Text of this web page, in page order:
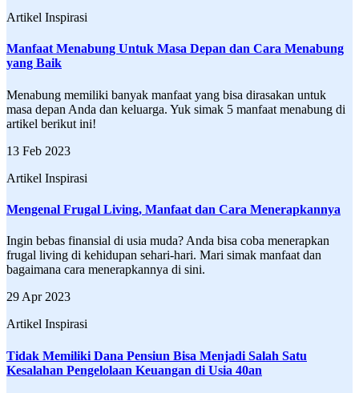
Artikel Inspirasi
Manfaat Menabung Untuk Masa Depan dan Cara Menabung
yang Baik
Menabung memiliki banyak manfaat yang bisa dirasakan untuk
masa depan Anda dan keluarga. Yuk simak 5 manfaat menabung di
artikel berikut ini!
13 Feb 2023
Artikel Inspirasi
Mengenal Frugal Living, Manfaat dan Cara Menerapkannya
Ingin bebas finansial di usia muda? Anda bisa coba menerapkan
frugal living di kehidupan sehari-hari. Mari simak manfaat dan
bagaimana cara menerapkannya di sini.
29 Apr 2023
Artikel Inspirasi
Tidak Memiliki Dana Pensiun Bisa Menjadi Salah Satu
Kesalahan Pengelolaan Keuangan di Usia 40an